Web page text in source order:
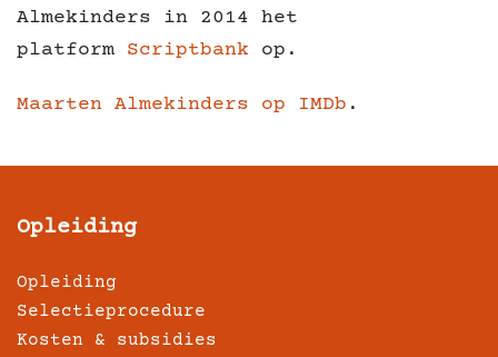
Almekinders in 2014 het
platform Scriptbank op.
Maarten Almekinders op IMDb .
Opleiding
Opleiding
Selectieprocedure
Kosten & subsidies